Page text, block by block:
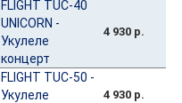
FLIGHT TUC-40
UNICORN -
Укулеле
концерт
4 930 р.
FLIGHT TUC-50 -
Укулеле
4 930 р.